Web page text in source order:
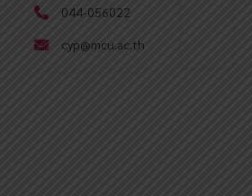
044-056022
cyp@mcu.ac.th